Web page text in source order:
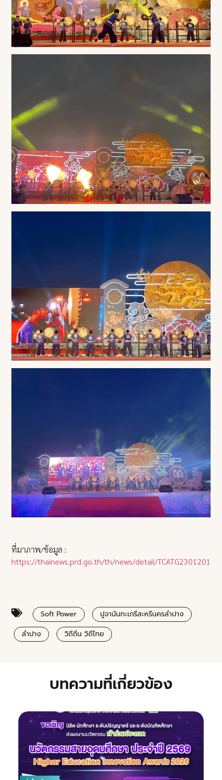
ที่มาภาพ/ข้อมูล :
https://thainews.prd.go.th/th/news/detail/
Soft Power
ปูจานันทะเภรีสะหรีนครลำปาง
ลำปาง
วิถีถิ่น วิถีไทย
บทความที่เกี่ยวข้อง